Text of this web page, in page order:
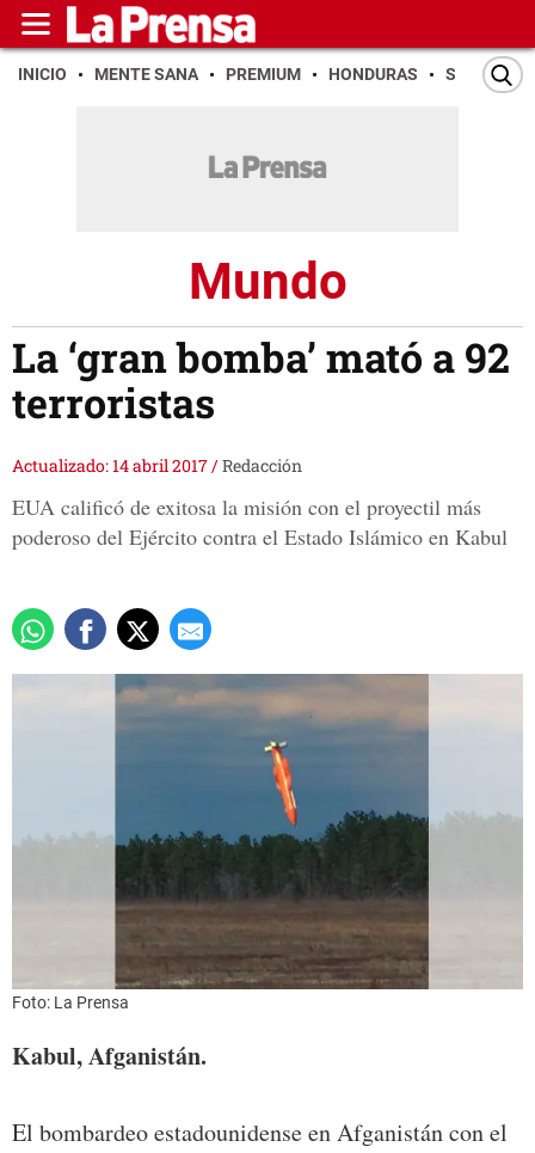
INICIO MENTE SANA PREMIUM HONDURAS SAN PEDRO
Mundo
La ‘gran bomba’ mató a 92
terroristas
Actualizado: 14 abril 2017/Redacción
EUA calificó de exitosa la misión con el proyectil más
poderoso del Ejército contra el Estado Islámico en Kabul
Foto: La Prensa
Kabul, Afganistán.
El bombardeo estadounidense en Afganistán con el